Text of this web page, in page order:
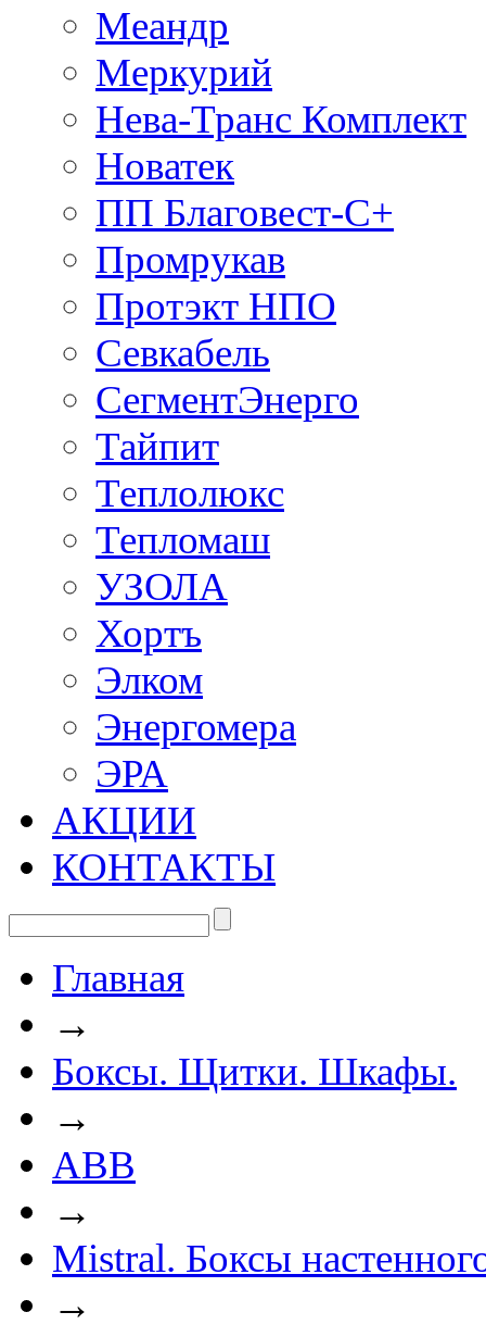
Меандр
Меркурий
Нева-Транс Комплект
Новатек
ПП Благовест-С+
Промрукав
Протэкт НПО
Севкабель
СегментЭнерго
Тайпит
Теплолюкс
Тепломаш
УЗОЛА
Хортъ
Элком
Энергомера
ЭРА
АКЦИИ
КОНТАКТЫ
Главная
→
Боксы. Щитки. Шкафы.
→
ABB
→
Mistral. Боксы
→